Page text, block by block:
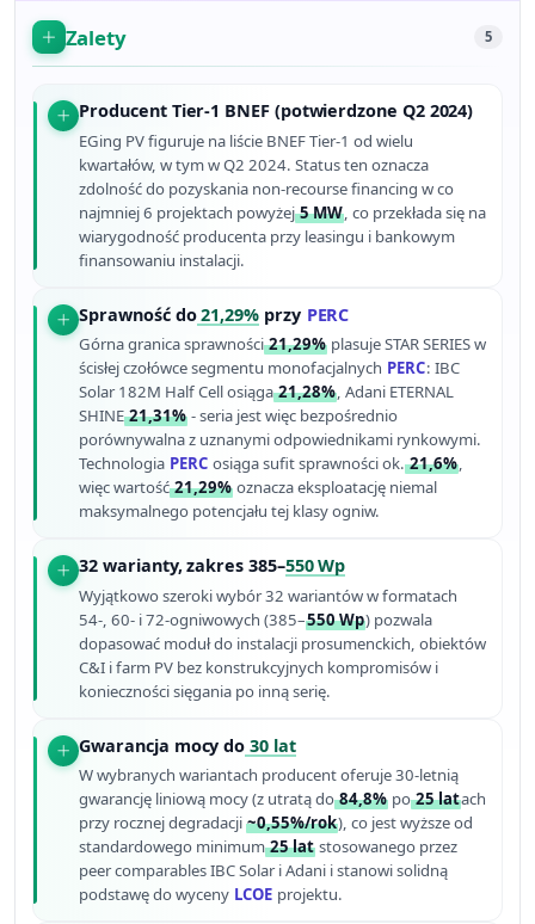
Zalety 5
Producent Tier-1 BNEF (potwierdzone Q2 2024)
EGing PV figuruje na liście BNEF Tier-1 od wielu
kwartałów, w tym w Q2 2024. Status ten oznacza
zdolność do pozyskania non-recourse financing w co
najmniej 6 projektach powyżej5 MW, co przekłada się na
wiarygodność producenta przy leasingu i bankowym
finansowaniu instalacji.
Sprawność do21,29% przy PERC
Górna granica sprawności21,29% plasuje STAR SERIES w
ścisłej czołówce segmentu monofacjalnych PERC: IBC
Solar 182M Half Cell osiąga21,28%, Adani ETERNAL
SHINE21,31% - seria jest więc bezpośrednio
porównywalna z uznanymi odpowiednikami rynkowymi.
Technologia PERC osiąga sufit sprawności ok.21,6%,
więc wartość21,29% oznacza eksploatację niemal
maksymalnego potencjału tej klasy ogniw.
32 warianty, zakres 385–550 Wp
Wyjątkowo szeroki wybór 32 wariantów w formatach
54-, 60- i 72-ogniwowych (385–550 Wp) pozwala
dopasować moduł do instalacji prosumenckich, obiektów
C&I i farm PV bez konstruk­cyjnych kompromisów i
konieczności sięgania po inną serię.
Gwarancja mocy do 30 lat
W wybranych wariantach producent oferuje 30-letnią
gwarancję liniową mocy (z utratą do84,8% po25 latach
przy rocznej degradacji~0,55%/rok), co jest wyższe od
standardowego minimum25 lat stosowanego przez
peer comparables IBC Solar i Adani i stanowi solidną
podstawę do wyceny LCOE projektu.